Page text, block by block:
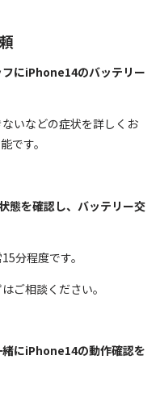
フにiPhone14のバッテリー
いなどの症状を詳しくお
です。
態を確認し、バッテリー交
分程度です。
ご相談ください。
緒にiPhone14の動作確認を